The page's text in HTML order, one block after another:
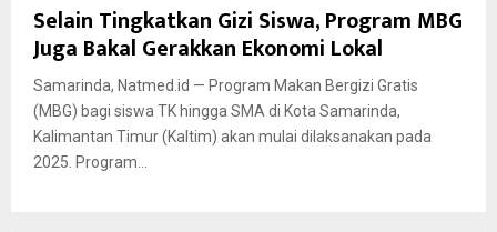
Selain Tingkatkan Gizi Siswa, Program MBG
Juga Bakal Gerakkan Ekonomi Lokal
Samarinda, Natmed.id — Program Makan Bergizi Gratis
(MBG) bagi siswa TK hingga SMA di Kota Samarinda,
Kalimantan Timur (Kaltim) akan mulai dilaksanakan pada
2025. Program...